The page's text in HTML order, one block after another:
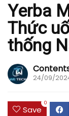
Yerba
Thức
thống
24/09/
Save
0